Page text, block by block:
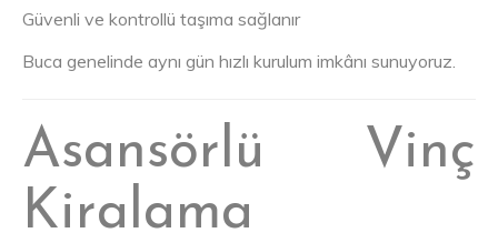
Güvenli ve kontrollü taşıma sağlanır
Buca genelinde aynı gün hızlı kurulum imkânı sunuyoruz.
Asansörlü Vinç
Kiralama